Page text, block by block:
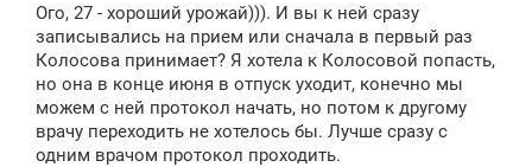
Ого, 27 - хороший урожай))). И вы к ней сразу
записывались на прием или сначала в первый раз
Колосова принимает? Я хотела к Колосовой попасть,
но она в конце июня в отпуск уходит, конечно мы
можем с ней протокол начать, но потом к другому
врачу переходить не хотелось бы. Лучше сразу с
одним врачом протокол проходить.